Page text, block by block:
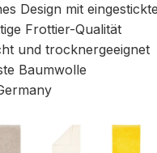
Design mit
Frottier-Qualität
und trocknergeeignet
Baumwolle